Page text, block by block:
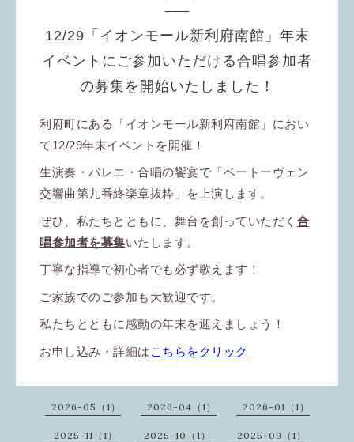
12/29「イオンモール新利府南館」年末
イベントにご参加いただける合唱参加者
の募集を開始いたしました！
利府町にある「イオンモール新利府南館」におい
て12/29年末イベントを開催！
生演奏・バレエ・合唱の饗宴で「ベートーヴェン
交響曲第九番終楽章抜粋」を上演します。
ぜひ、私たちとともに、舞台を創っていただく 合
唱参加者を募集いたします。
丁寧な指導で初心者でも必ず歌えます！
ご家族でのご参加も大歓迎です。
私たちとともに感動の年末を迎えましょう！
お申し込み・詳細は こちらをクリック
2026-05（1） 2026-04（1） 2026-01（1）
2025-11（1） 2025-10（1） 2025-09（1）